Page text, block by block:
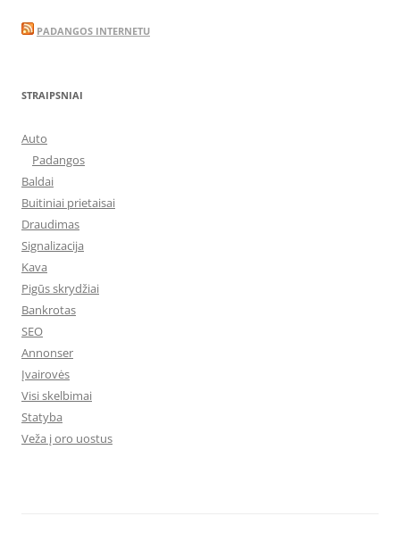
PADANGOS INTERNETU
STRAIPSNIAI
Auto
Padangos
Baldai
Buitiniai prietaisai
Draudimas
Signalizacija
Kava
Pigūs skrydžiai
Bankrotas
SEO
Annonser
Įvairovės
Visi skelbimai
Statyba
Veža į oro uostus